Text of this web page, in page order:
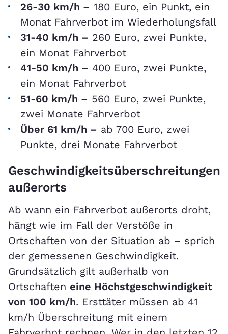
26-30 km/h – 180 Euro, ein Punkt, ein
Monat Fahrverbot im Wiederholungsfall
31-40 km/h – 260 Euro, zwei Punkte,
ein Monat Fahrverbot
41-50 km/h – 400 Euro, zwei Punkte,
ein Monat Fahrverbot
51-60 km/h – 560 Euro, zwei Punkte,
zwei Monate Fahrverbot
Über 61 km/h – ab 700 Euro, zwei
Punkte, drei Monate Fahrverbot
Geschwindigkeitsüberschreitungen
außerorts
Ab wann ein Fahrverbot außerorts droht,
hängt wie im Fall der Verstöße in
Ortschaften von der Situation ab – sprich
der gemessenen Geschwindigkeit.
Grundsätzlich gilt außerhalb von
Ortschaften eine Höchstgeschwindigkeit
von 100 km/h. Ersttäter müssen ab 41
km/h Überschreitung mit einem